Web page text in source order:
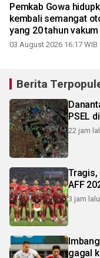
Pemkab Gowa
kembali semangat
yang 20 tahun vakum
03 August 2026 16:17 WIB
Berita
PSEL
22 jam
Tragis,
AFF
3 jam lalu
gagal